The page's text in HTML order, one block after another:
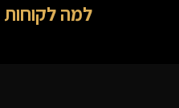
למה לקוחות